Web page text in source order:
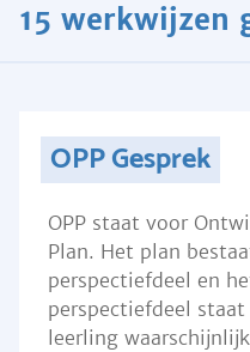
15 werkwijzen
OPP Gesprek
OPP staat voor
Plan. Het plan
perspectiefdeel en
perspectiefdeel
leerling